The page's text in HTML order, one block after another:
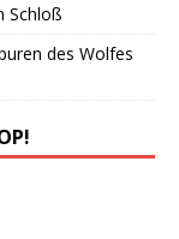
Schloß
des Wolfes